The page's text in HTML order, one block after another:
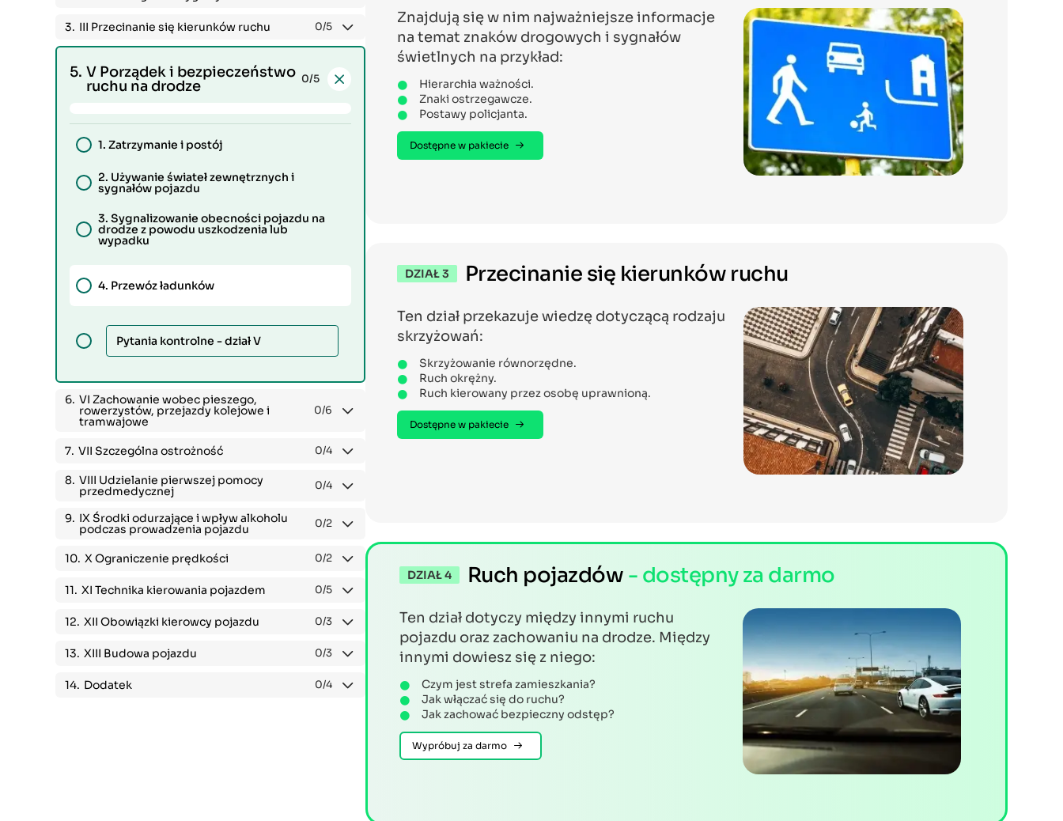
3. III Przecinanie się kierunków ruchu 0/5
5. V Porządek i bezpieczeństwo
ruchu na drodze
0/5
1. Zatrzymanie i postój
2. Używanie świateł zewnętrznych i
sygnałów pojazdu
3. Sygnalizowanie obecności pojazdu na
drodze z powodu uszkodzenia lub
wypadku
4. Przewóz ładunków
Pytania kontrolne - dział V
6. VI Zachowanie wobec pieszego,
rowerzystów, przejazdy kolejowe i
tramwajowe
0/6
7. VII Szczególna ostrożność 0/4
8. VIII Udzielanie pierwszej pomocy
przedmedycznej 0/4
9. IX Środki odurzające i wpływ alkoholu
podczas prowadzenia pojazdu 0/2
10. X Ograniczenie prędkości 0/2
11. XI Technika kierowania pojazdem 0/5
12. XII Obowiązki kierowcy pojazdu 0/3
13. XIII Budowa pojazdu 0/3
14. Dodatek 0/4
Znajdują się w nim najważniejsze informacje
na temat znaków drogowych i sygnałów
świetlnych na przykład:
Hierarchia ważności.
Znaki ostrzegawcze.
Postawy policjanta.
Dostępne w pakiecie
DZIAŁ 3 Przecinanie się kierunków ruchu
Ten dział przekazuje wiedzę dotyczącą rodzaju
skrzyżowań:
Skrzyżowanie równorzędne.
Ruch okrężny.
Ruch kierowany przez osobę uprawnioną.
Dostępne w pakiecie
DZIAŁ 4 Ruch pojazdów - dostępny za darmo
Ten dział dotyczy między innymi ruchu
pojazdu oraz zachowaniu na drodze. Między
innymi dowiesz się z niego:
Czym jest strefa zamieszkania?
Jak włączać się do ruchu?
Jak zachować bezpieczny odstęp?
Wypróbuj za darmo